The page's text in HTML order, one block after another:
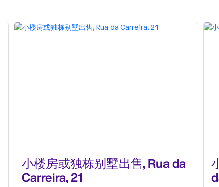
小楼房或独栋别墅出售, Rua da
Carreira, 21